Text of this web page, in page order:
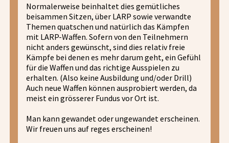
Normalerweise beinhaltet dies gemütliches
beisammen Sitzen, über LARP sowie verwandte
Themen quatschen und natürlich das Kämpfen
mit LARP-Waffen. Sofern von den Teilnehmern
nicht anders gewünscht, sind dies relativ freie
Kämpfe bei denen es mehr darum geht, ein Gefühl
für die Waffen und das richtige Ausspielen zu
erhalten. (Also keine Ausbildung und/oder Drill)
Auch neue Waffen können ausprobiert werden, da
meist ein grösserer Fundus vor Ort ist.
Man kann gewandet oder ungewandet erscheinen.
Wir freuen uns auf reges erscheinen!